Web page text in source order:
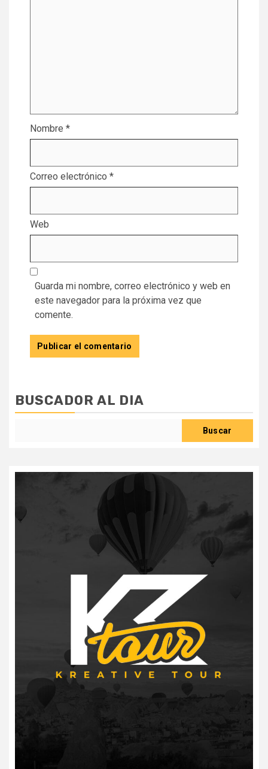
Nombre *
Correo electrónico *
Web
Guarda mi nombre, correo electrónico y web en
este navegador para la próxima vez que
comente.
BUSCADOR AL DIA
Buscar